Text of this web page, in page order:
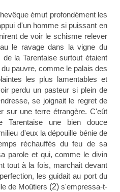
émut profondément les
d'un homme si puissant en
de voir le schisme relever
le ravage dans la vigne du
la Tarentaise surtout étaient
pauvre, comme le palais des
les plus lamentables et
perdu un pasteur si plein de
se joignait le regret de
sur une terre étrangère. C'eût
Tarentaiseune bien douce
d'eux la dépouille bénie de
réchauffés du feu de sa
parole et qui, comme le divin
tout à la fois, marchait devant
les guidait au port du
de Moûtiers (2)s'empressa-t-